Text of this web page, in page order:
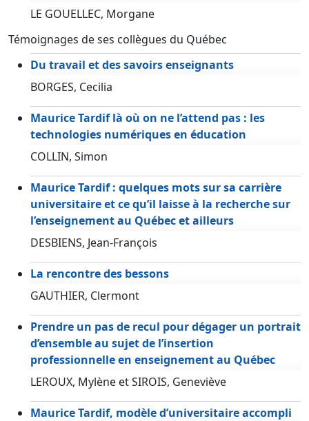
LE GOUELLEC, Morgane
Témoignages de ses collègues du Québec
Du travail et des savoirs enseignants
BORGES, Cecilia
Maurice Tardif là où on ne l’attend pas : les
technologies numériques en éducation
COLLIN, Simon
Maurice Tardif : quelques mots sur sa carrière
universitaire et ce qu’il laisse à la recherche sur
l’enseignement au Québec et ailleurs
DESBIENS, Jean-François
La rencontre des bessons
GAUTHIER, Clermont
Prendre un pas de recul pour dégager un portrait
d’ensemble au sujet de l’insertion
professionnelle en enseignement au Québec
LEROUX, Mylène et SIROIS, Geneviève
Maurice Tardif, modèle d’universitaire accompli